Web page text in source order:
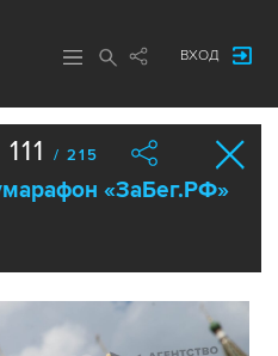
ВХОД
«ЗаБег.РФ»
111 / 215